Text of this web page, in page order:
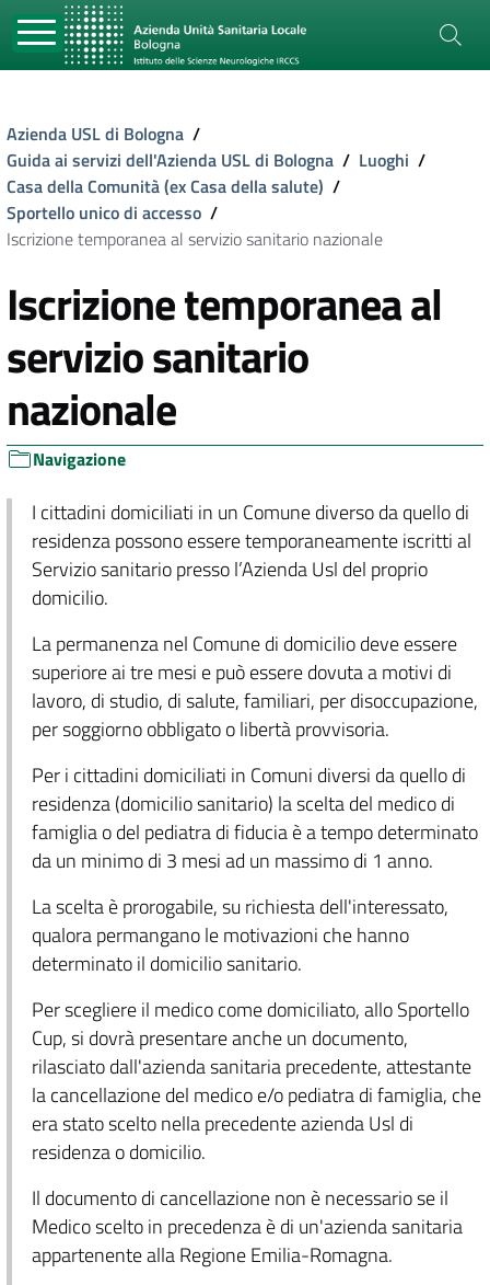
Azienda USL di Bologna /
Guida ai servizi dell'Azienda USL di Bologna / Luoghi /
Casa della Comunità (ex Casa della salute) /
Sportello unico di accesso /
Iscrizione temporanea al servizio sanitario nazionale
Iscrizione temporanea al
servizio sanitario
nazionale
Navigazione
I cittadini domiciliati in un Comune diverso da quello di
residenza possono essere temporaneamente iscritti al
Servizio sanitario presso l’Azienda Usl del proprio
domicilio.
La permanenza nel Comune di domicilio deve essere
superiore ai tre mesi e può essere dovuta a motivi di
lavoro, di studio, di salute, familiari, per disoccupazione,
per soggiorno obbligato o libertà provvisoria.
Per i cittadini domiciliati in Comuni diversi da quello di
residenza (domicilio sanitario) la scelta del medico di
famiglia o del pediatra di fiducia è a tempo determinato
da un minimo di 3 mesi ad un massimo di 1 anno.
La scelta è prorogabile, su richiesta dell'interessato,
qualora permangano le motivazioni che hanno
determinato il domicilio sanitario.
Per scegliere il medico come domiciliato, allo Sportello
Cup, si dovrà presentare anche un documento,
rilasciato dall'azienda sanitaria precedente, attestante
la cancellazione del medico e/o pediatra di famiglia, che
era stato scelto nella precedente azienda Usl di
residenza o domicilio.
Il documento di cancellazione non è necessario se il
Medico scelto in precedenza è di un'azienda sanitaria
appartenente alla Regione Emilia-Romagna.